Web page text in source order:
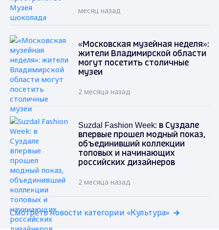
месяц назад
«Московская музейная неделя»:
жители Владимирской области
могут посетить столичные
музеи
2 месяца назад
Suzdal Fashion Week: в Суздале
впервые прошел модный показ,
объединивший коллекции
топовых и начинающих
российских дизайнеров
2 месяца назад
Смотреть новости категории «Культура»